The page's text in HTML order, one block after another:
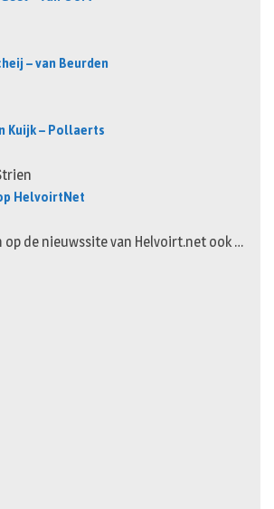
– van Beurden
Kuijk – Pollaerts
HelvoirtNet
op de nieuwssite van Helvoirt.net ook …